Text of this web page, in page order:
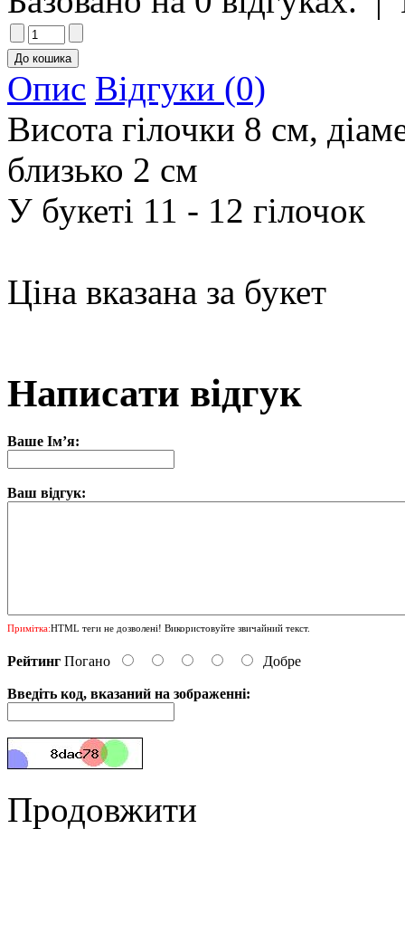
Опис Відгуки (0)
Висота гілочки 8 см,
близько 2 см
У букеті 11 - 12 гілочок
Ціна вказана за букет
Написати відгук
Ваше Ім’я:
Ваш відгук:
Примітка:HTML теги не дозволені! Використовуйте звичайний текст.
Рейтинг Погано Добре
Введіть код, вказаний на зображенні:
Продовжити